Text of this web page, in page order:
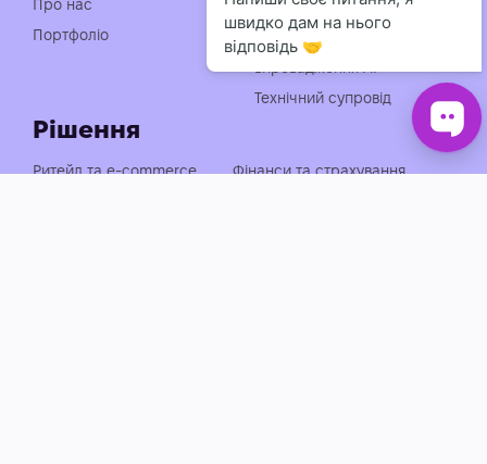
Про нас
Портфоліо
Рішення
Ритейл та e-commerce
Фінанси та страхування
чат-ботів
Консультація із
Технічний супровід